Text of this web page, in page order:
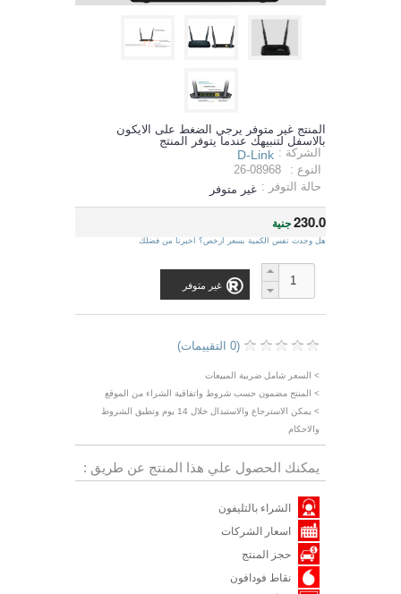
المنتج غير متوفر يرجي الضغط على الايكون
بالاسفل لتنبيهك عندما يتوفر المنتج
الشركة : D-Link
النوع :
26-08968
حالة التوفر : غير متوفر
230.0جنية
هل وجدت نفس الكمية بسعر ارخص؟ اخبرنا من فضلك
غير متوفر
(0 التقييمات)
> السعر شامل ضريبة المبيعات
> المنتج مضمون حسب شروط واتفاقية الشراء من الموقع
> يمكن الاسترجاع والاستبدال خلال 14 يوم وتطبق الشروط
والاحكام
يمكنك الحصول علي هذا المنتج عن طريق :
الشراء بالتليفون
اسعار الشركات
حجز المنتج
نقاط فودافون